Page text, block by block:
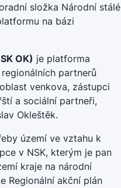
složka Národní stálé
na bázi
OK) je platforma
partnerů
venkova, zástupci
a sociální partneři,
Okleštěk.
území ve vztahu k
v NSK, kterým je pan
kraje na národní
Regionální akční plán